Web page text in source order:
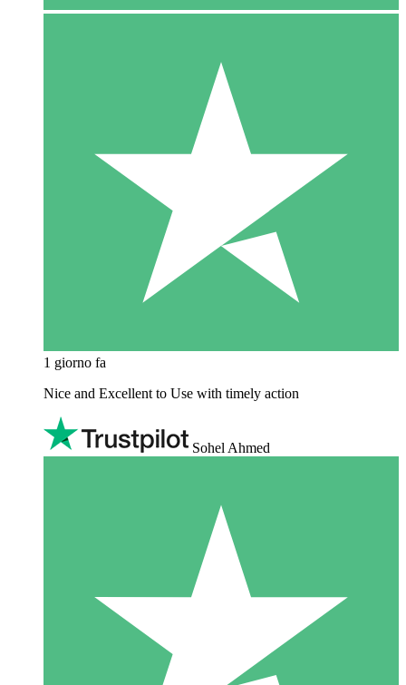
1 giorno fa
Nice and Excellent to Use with timely action
Sohel Ahmed